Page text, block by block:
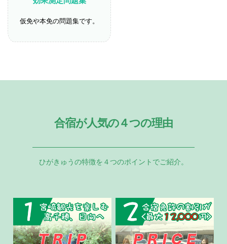
仮免や本免の問題集です。
合宿が人気の４つの理由
ひがきゅうの特徴を４つのポイントでご紹介。